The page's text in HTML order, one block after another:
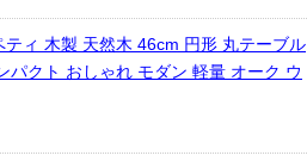
ィ 木製 天然木 46cm 円形 丸テーブル
パクト おしゃれ モダン 軽量 オーク ウ